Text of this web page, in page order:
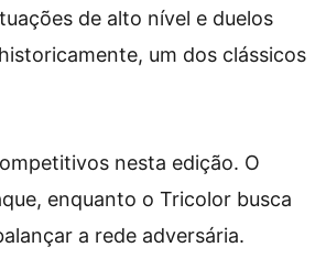
de alto nível e duelos
um dos clássicos
nesta edição. O
enquanto o Tricolor busca
a rede adversária.